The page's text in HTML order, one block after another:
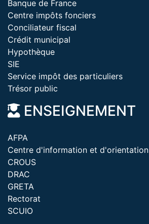
Banque de France
Centre impôts fonciers
Conciliateur fiscal
Crédit municipal
Hypothèque
SIE
Service impôt des particuliers
Trésor public
ENSEIGNEMENT
AFPA
Centre d'information et d'orientation
CROUS
DRAC
GRETA
Rectorat
SCUIO